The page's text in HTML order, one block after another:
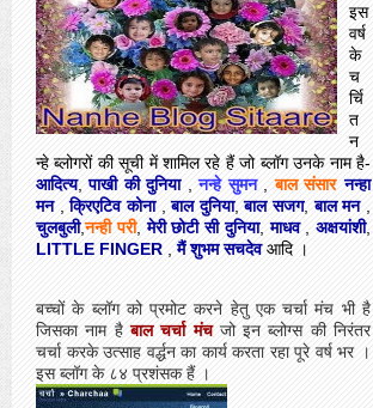
इस
वर्ष
के
च
र्चि
त
न
न्हे ब्लोगरों की सूची में शामिल रहे हैं जो ब्लॉग उनके नाम है-
आदित्य, पाखी की दुनिया,नन्हे सुमन ,बाल संसार नन्हा
मन
,क्रिएटिव कोना,बाल दुनिया,बाल सजग,बाल मन,
चुलबुली,नन्ही परी,मेरी छोटी सी दुनिया,माधव, अक्षयांशी,
LITTLE FINGER ,मैं शुभम सचदेवआदि ।
बच्चों के ब्लॉग को प्रमोट करने हेतु एक चर्चा मंच भी है
जिसका नाम हैबाल चर्चा मंचजो इन ब्लोग्स की निरंतर
चर्चा करके उत्साह वर्द्धन का कार्य करता रहा पूरे वर्ष भर ।
इस ब्लॉग के ८४ प्रशंसक हैं ।